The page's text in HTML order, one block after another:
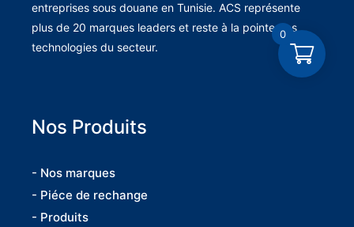
entreprises sous douane en Tunisie. ACS représente
plus de 20 marques leaders et reste à la pointe des
technologies du secteur.
Nos Produits
- Nos marques
- Piéce de rechange
- Produits
0